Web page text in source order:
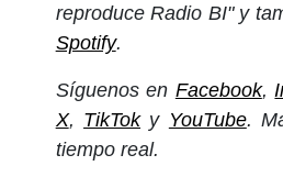
reproduce Radio BI" y
Spotify.
Síguenos en Facebook,
X, TikToky YouTube.
tiempo real.